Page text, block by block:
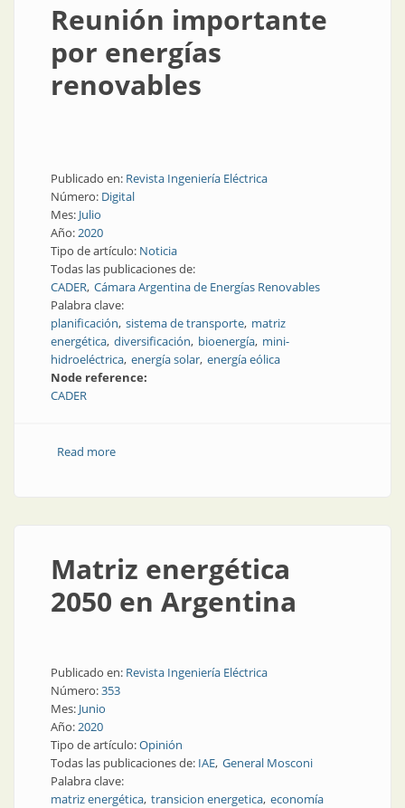
Reunión importante
por energías
renovables
Publicado en: Revista Ingeniería Eléctrica
Número: Digital
Mes: Julio
Año:2020
Tipo de artículo: Noticia
Todas las publicaciones de:
CADER Cámara Argentina de Energías Renovables
Palabra clave:
planificación sistema de transporte matriz
energética diversificación bioenergía mini-
hidroeléctrica energía solar energía eólica
Node reference:
CADER
Read moreabout Reunión importante por energías renovables
Matriz energética
2050 en Argentina
Publicado en: Revista Ingeniería Eléctrica
Número:353
Mes: Junio
Año:2020
Tipo de artículo:Opinión
Todas las publicaciones de: IAE General Mosconi
Palabra clave:
matriz energética transicion energetica economía